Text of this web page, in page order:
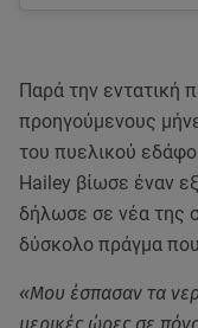
Παρά την εντατική
προηγούμενους
του πυελικού
Hailey βίωσε έναν
δήλωσε σε νέα της
δύσκολο πράγμα
«Μου έσπασαν τα
μερικές ώρες σε